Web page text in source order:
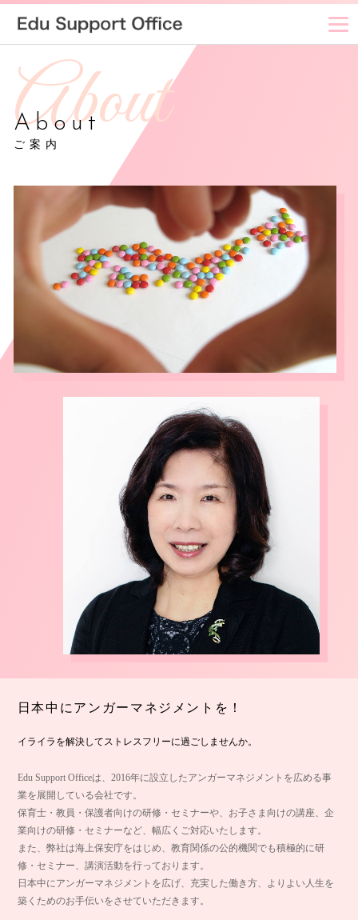
About
ご案内
日本中にアンガーマネジメントを！
イライラを解決してストレスフリーに過ごしませんか。
Edu Support Officeは、2016年に設立したアンガーマネジメントを広める事
業を展開している会社です。
保育士・教員・保護者向けの研修・セミナーや、お子さま向けの講座、企
業向けの研修・セミナーなど、幅広くご対応いたします。
また、弊社は海上保安庁をはじめ、教育関係の公的機関でも積極的に研
修・セミナー、講演活動を行っております。
日本中にアンガーマネジメントを広げ、充実した働き方、よりよい人生を
築くためのお手伝いをさせていただきます。